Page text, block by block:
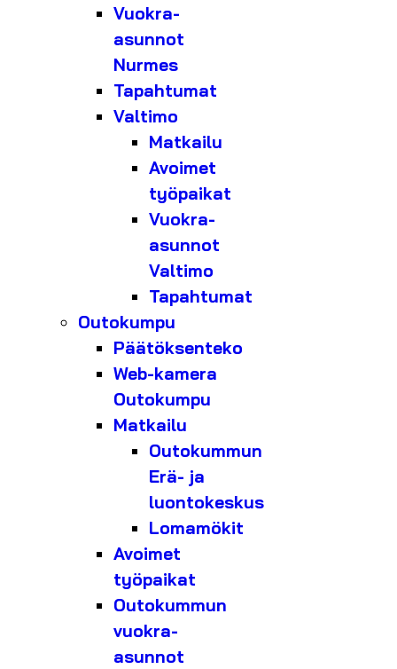
Vuokra-
asunnot
Nurmes
Tapahtumat
Valtimo
Matkailu
Avoimet
työpaikat
Vuokra-
asunnot
Valtimo
Tapahtumat
Outokumpu
Päätöksenteko
Web-kamera
Outokumpu
Matkailu
Outokummun
Erä- ja
luontokeskus
Lomamökit
Avoimet
työpaikat
Outokummun
vuokra-
asunnot